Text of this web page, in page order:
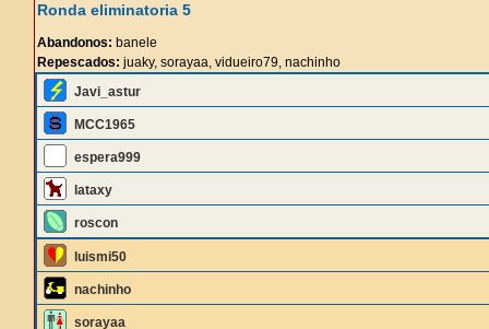
Ronda eliminatoria 5
Abandonos: banele
Repescados: juaky, sorayaa, vidueiro79, nachinho
Javi_astur
MCC1965
espera999
lataxy
roscon
luismi50
nachinho
sorayaa